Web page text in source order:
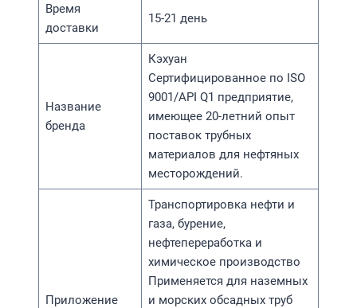
Время
доставки
15-21 день
Название
бренда
Кэхуан
Сертифицированное по ISO
9001/API Q1 предприятие,
имеющее 20-летний опыт
поставок трубных
материалов для нефтяных
месторождений.
Приложение
Транспортировка нефти и
газа, бурение,
нефтепереработка и
химическое производство
Применяется для наземных
и морских обсадных труб